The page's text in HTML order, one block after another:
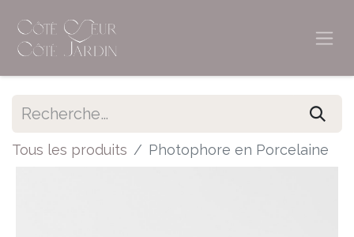
Tous les produits Photophore en Porcelaine